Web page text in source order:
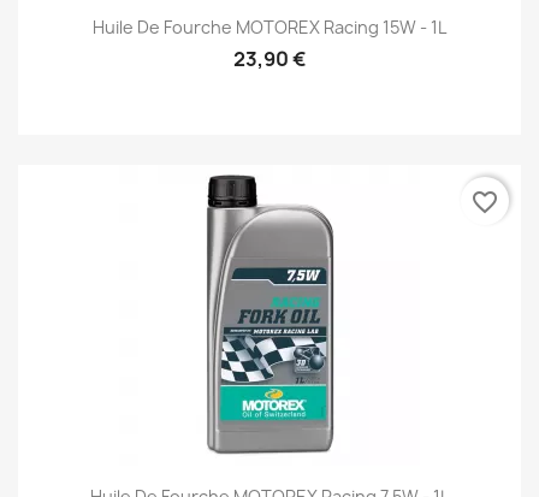
Huile De Fourche MOTOREX Racing 15W - 1L
23,90 €
favorite_border